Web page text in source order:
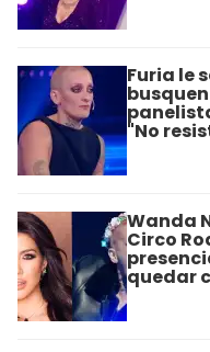
Furia le
"No
Wanda
Circo
quedar